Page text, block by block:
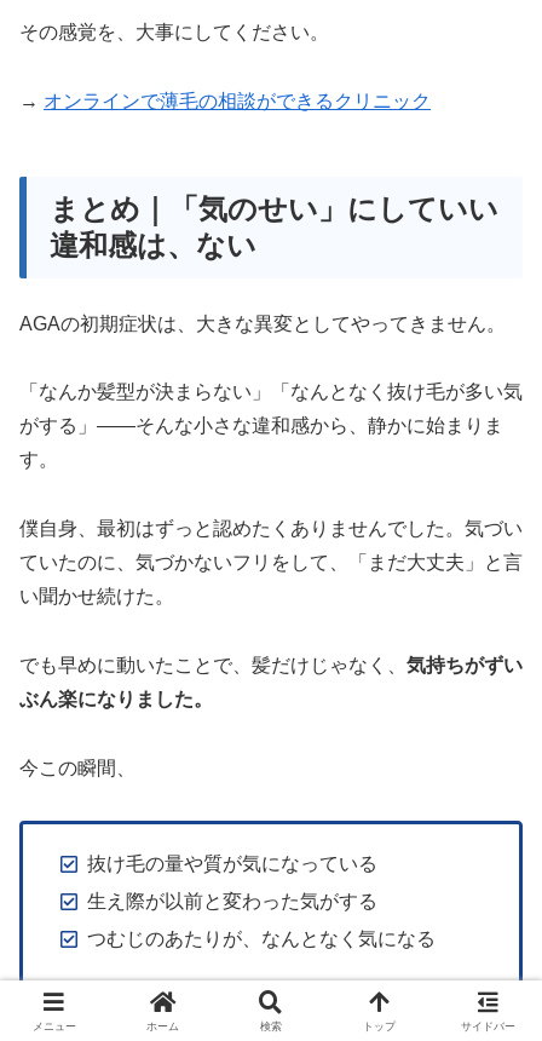
その感覚を、大事にしてください。
→ オンラインで薄毛の相談ができるクリニック
まとめ｜「気のせい」にしていい
違和感は、ない
AGAの初期症状は、大きな異変としてやってきません。
「なんか髪型が決まらない」「なんとなく抜け毛が多い気
がする」——そんな小さな違和感から、静かに始まりま
す。
僕自身、最初はずっと認めたくありませんでした。気づい
ていたのに、気づかないフリをして、「まだ大丈夫」と言
い聞かせ続けた。
でも早めに動いたことで、髪だけじゃなく、 気持ちがずい
ぶん楽になりました。
今この瞬間、
抜け毛の量や質が気になっている
生え際が以前と変わった気がする
つむじのあたりが、なんとなく気になる
メニュー ホーム 検索 トップ サイドバー